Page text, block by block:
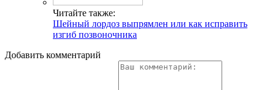
Читайте также:
Шейный лордоз выпрямлен или как исправить
изгиб позвоночника
Добавить комментарий